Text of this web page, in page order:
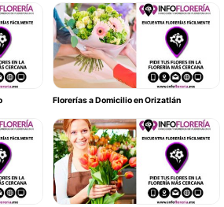
Florerías a Domicilio en Orizatlán